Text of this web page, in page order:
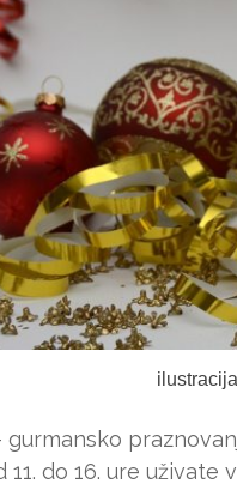
gurmansko
11. do 16. ure